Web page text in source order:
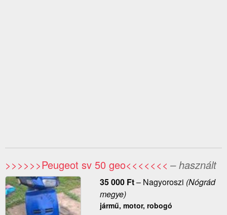
>>>>>>Peugeot sv 50 geo<<<<<<< – használt
35 000 Ft– Nagyoroszi (Nógrád
megye)
jármű, motor, robogó